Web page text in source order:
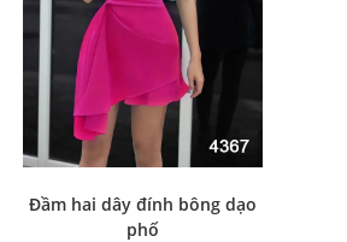
Đầm hai dây đính bông dạo
phố